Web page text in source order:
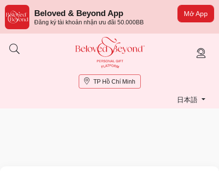
Mở App
Beloved & Beyond App
Đăng ký tài khoản nhận ưu đãi 50.000BB
TP Hồ Chí Minh
日本語